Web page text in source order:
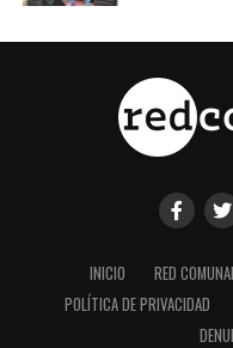
INICIO RED
POLÍTICA DE PRIVACIDAD